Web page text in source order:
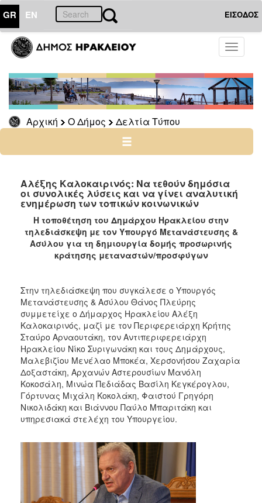
GR EN ΕΙΣΟΔΟΣ
Toggle
Αρχική Ο Δήμος Δελτία Τύπου
ΔΗΜΟΣ
Δελτία
Τύπου
Αρχείο
ΠΟΛΙΤΙΣΜΟΣ
ΑΝΘΕΚΤΙΚΗ
Αλέξης Καλοκαιρινός: Να τεθούν δημόσια
οι συνολικές λύσεις και να γίνει αναλυτική
ενημέρωση των τοπικών κοινωνικών
Η τοποθέτηση του Δημάρχου Ηρακλείου στην
τηλεδιάσκεψη με τον Υπουργό Μετανάστευσης &
Ασύλου για τη δημιουργία δομής προσωρινής
κράτησης μεταναστών/προσφύγων
Στην τηλεδιάσκεψη που συγκάλεσε ο Υπουργός
Μετανάστευσης & Ασύλου Θάνος Πλεύρης
συμμετείχε ο Δήμαρχος Ηρακλείου Αλέξη
Καλοκαιρινός, μαζί με τον Περιφερειάρχη Κρήτης
Σταύρο Αρναουτάκη, τον Αντιπεριφερειάρχη
Ηρακλείου Νίκο Συριγωνάκη και τους Δημάρχους,
Μαλεβιζίου Μενέλαο Μποκέα, Χερσονήσου Ζαχαρία
Δοξαστάκη, Αρχανών Αστερουσίων Μανόλη
Κοκοσάλη, Μινώα Πεδιάδας Βασίλη Κεγκέρογλου,
Γόρτυνας Μιχάλη Κοκολάκη, Φαιστού Γρηγόρη
Νικολιδάκη και Βιάννου Παύλο Μπαριτάκη και
υπηρεσιακά στελέχη του Υπουργείου.